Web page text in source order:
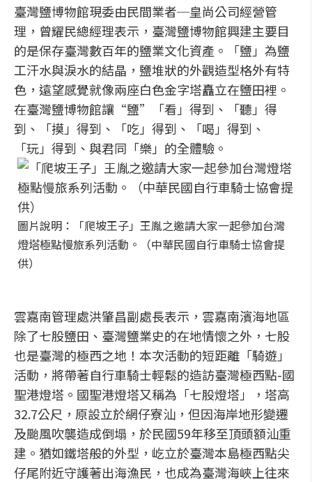
臺灣鹽博物館現委由民間業者─皇尚公司經營管
理，曾耀民總經理表示，臺灣鹽博物館興建主要目
的是保存臺灣數百年的鹽業文化資產。「鹽」為鹽
工汗水與淚水的結晶，鹽堆狀的外觀造型格外有特
色，遠望感覺就像兩座白色金字塔矗立在鹽田裡。
在臺灣鹽博物館讓“鹽”「看」得到、「聽」得
到、「摸」得到、「吃」得到、「喝」得到、
「玩」得到、與君同「樂」的全體驗。
圖片說明：「爬坡王子」王胤之邀請大家一起參加台灣
燈塔極點慢旅系列活動。（中華民國自行車騎士協會提
供）
雲嘉南管理處洪肇昌副處長表示，雲嘉南濱海地區
除了七股鹽田、臺灣鹽業史的在地情懷之外，七股
也是臺灣的極西之地！本次活動的短距離「騎遊」
活動，將帶著自行車騎士輕鬆的造訪臺灣極西點-國
聖港燈塔。國聖港燈塔又稱為「七股燈塔」，塔高
32.7公尺，原設立於網仔寮汕，但因海岸地形變遷
及颱風吹襲造成倒塌，於民國59年移至頂頭額汕重
建。猶如鐵塔般的外型，屹立於臺灣本島極西點尖
仔尾附近守護著出海漁民，也成為臺灣海峽上往來